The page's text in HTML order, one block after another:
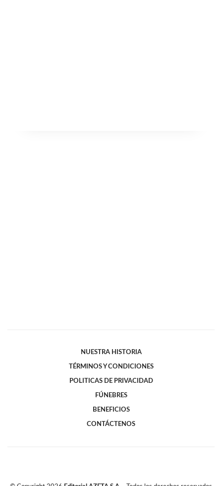
NUESTRA HISTORIA
TÉRMINOS Y CONDICIONES
POLITICAS DE PRIVACIDAD
FÚNEBRES
BENEFICIOS
CONTÁCTENOS